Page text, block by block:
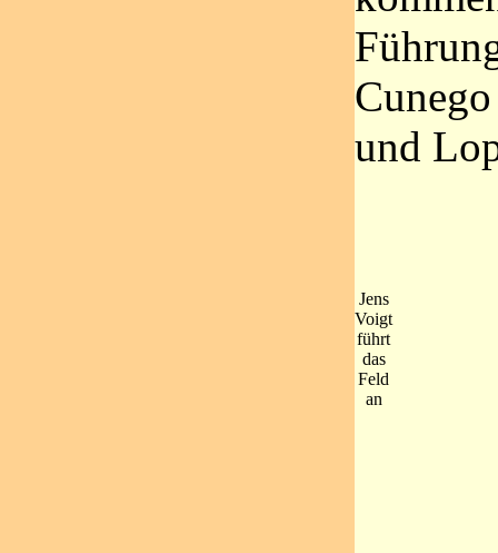
und
Jens
Voigt
führt
das
Feld
an